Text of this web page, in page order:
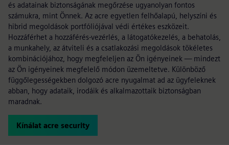
és adatainak biztonságának megőrzése ugyanolyan fontos
számukra, mint Önnek. Az acre egyetlen felhőalapú, helyszíni és
hibrid megoldások portfóliójával védi értékes eszközeit.
Hozzáférhet a hozzáférés-vezérlés, a látogatókezelés, a behatolás,
a munkahely, az átviteli és a csatlakozási megoldások tökéletes
kombinációjához, hogy megfeleljen az Ön igényeinek — mindezt
az Ön igényeinek megfelelő módon üzemeltetve. Különböző
függőlegességekben dolgozó acre nyugalmat ad az ügyfeleknek
abban, hogy adataik, irodáik és alkalmazottaik biztonságban
maradnak.
Kínálat acre security